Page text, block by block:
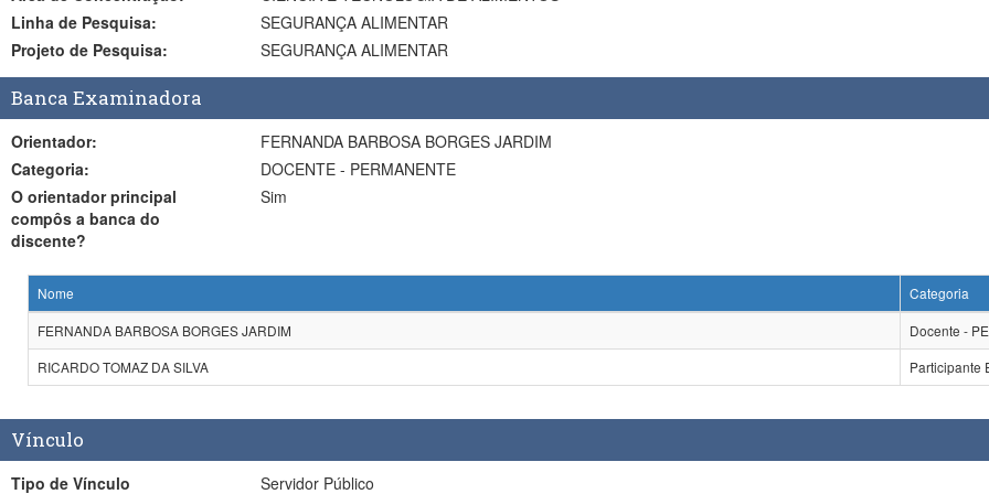
Linha de Pesquisa:
SEGURANÇA ALIMENTAR
Projeto de Pesquisa:
SEGURANÇA ALIMENTAR
Banca Examinadora
Orientador:
FERNANDA BARBOSA BORGES JARDIM
Categoria:
DOCENTE - PERMANENTE
O orientador principal
compôs a banca do
discente?
Sim
Nome
Categoria
FERNANDA BARBOSA BORGES JARDIM
Docente -
RICARDO TOMAZ DA SILVA
Participante
Vínculo
Tipo de Vínculo Servidor Público